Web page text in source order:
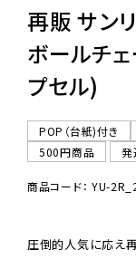
再販 サン
ボールチ
プセル)
POP（台紙)付き
500円商品
発
商品コード： YU-
圧倒的人気に応え